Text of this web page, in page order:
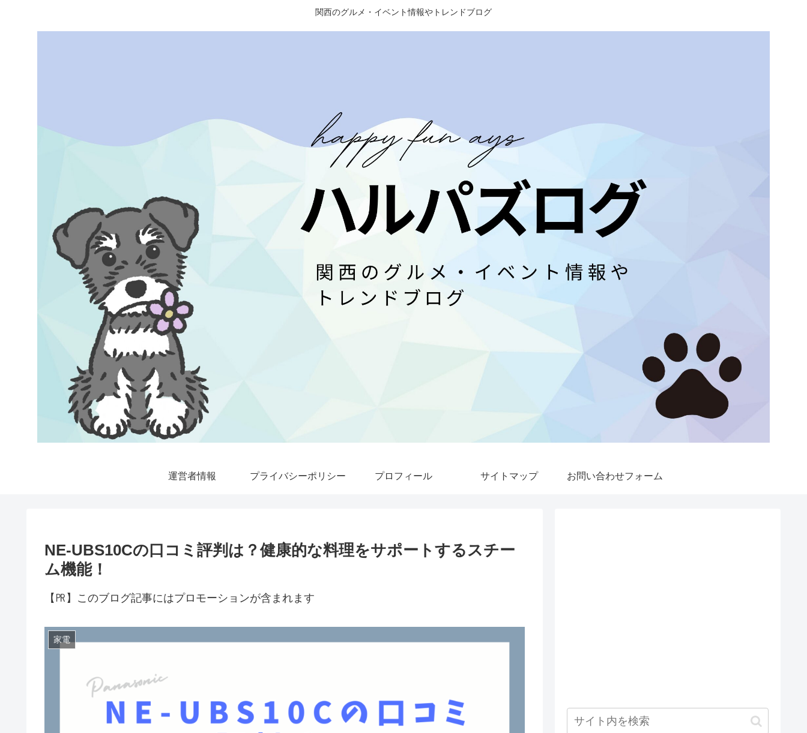
関西のグルメ・イベント情報やトレンドブログ
運営者情報 プライバシーポリシー プロフィール サイトマップ お問い合わせフォーム
NE-UBS10Cの口コミ評判は？健康的な料理をサポートするスチー
ム機能！
【㏚】このブログ記事にはプロモーションが含まれます
家電